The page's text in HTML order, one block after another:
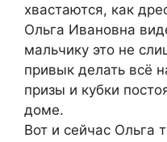
хвастаются, как
Ольга Ивановна
мальчику это не
привык делать всё
призы и кубки
доме.
Вот и сейчас Ольга